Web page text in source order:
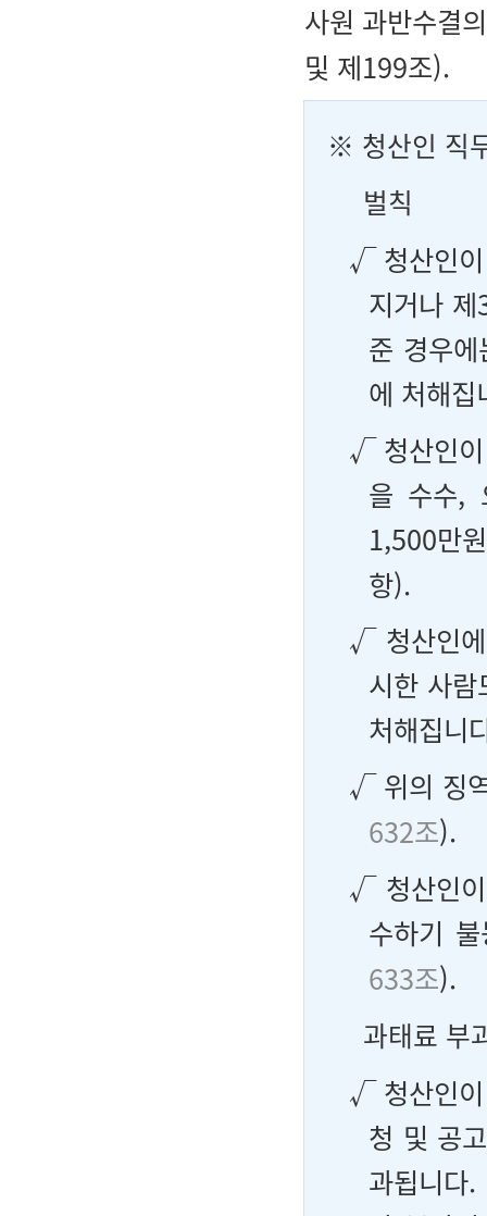
사원 과반수결
및 제199조).
※ 청산인 직
벌칙
√ 청산인이
지거나
준 경우
에 처해집
√ 청산인이
을 수수,
1,500만
항).
√ 청산인
시한 사
처해집니
√ 위의 징
632조).
√ 청산인
수하기
633조).
과태료 부
√ 청산인이
청 및 공
과됩니다